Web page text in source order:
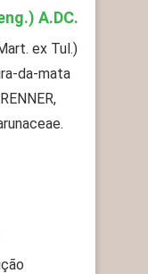
A.DC.
ex Tul.)
da-mata